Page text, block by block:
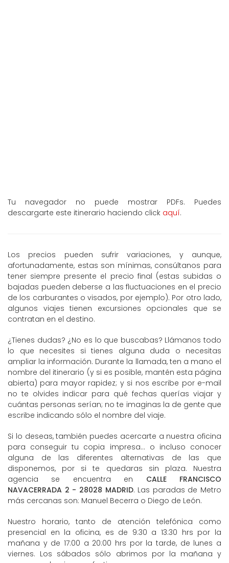
Tu navegador no puede mostrar PDFs. Puedes
descargarte este itinerario haciendo click aquí.
Los precios pueden sufrir variaciones, y aunque,
afortunadamente, estas son mínimas, consúltanos para
tener siempre presente el precio final (estas subidas o
bajadas pueden deberse a las fluctuaciones en el precio
de los carburantes o visados, por ejemplo). Por otro lado,
algunos viajes tienen excursiones opcionales que se
contratan en el destino.
¿Tienes dudas? ¿No es lo que buscabas? Llámanos todo
lo que necesites si tienes alguna duda o necesitas
ampliar la información. Durante la llamada, ten a mano el
nombre del itinerario (y si es posible, mantén esta página
abierta) para mayor rapidez; y si nos escribe por e-mail
no te olvides indicar para qué fechas querías viajar y
cuántas personas serían; no te imaginas la de gente que
escribe indicando sólo el nombre del viaje.
Si lo deseas, también puedes acercarte a nuestra oficina
para conseguir tu copia impresa... o incluso conocer
alguna de las diferentes alternativas de las que
disponemos, por si te quedaras sin plaza. Nuestra
agencia se encuentra en CALLE FRANCISCO
NAVACERRADA 2 - 28028 MADRID. Las paradas de Metro
más cercanas son: Manuel Becerra o Diego de León.
Nuestro horario, tanto de atención telefónica como
presencial en la oficina, es de 9:30 a 13:30 hrs por la
mañana y de 17:00 a 20:00 hrs por la tarde, de lunes a
viernes. Los sábados sólo abrimos por la mañana y